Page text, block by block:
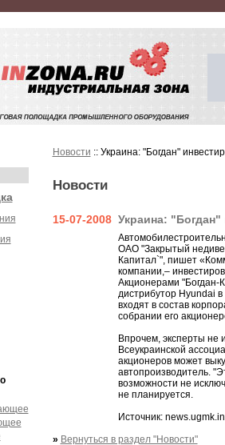
Новости :: Украина: "Богдан"
Новости
15-07-2008 Украина:
ОАО "Закрытый
Капитал`", пишет
компании,–
Акционерами
дистрибутор Hyundai
входят в состав
собрании его
Впрочем, эксперты не
Всеукраинской
акционеров может
автопроизводитель.
возможности не
не планируется.
Источник:
» Вернуться в раздел "Новости"